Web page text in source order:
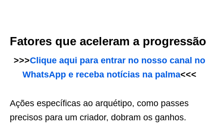
Fatores que aceleram a progressão
>>>Clique aqui para entrar no nosso canal no
WhatsApp e receba notícias na palma<<<
Ações específicas ao arquétipo, como passes
precisos para um criador, dobram os ganhos.